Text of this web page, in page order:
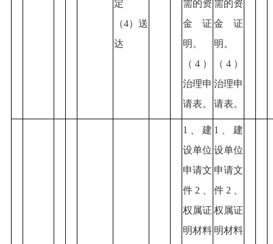
定
（4）送
达
需的资
金证
明。
（4）
治理申
请表。
需的资
金证
明。
（4）
治理申
请表。
1、建
设单位
申请文
件2、
权属证
明材料
1、建
设单位
申请文
件2、
权属证
明材料